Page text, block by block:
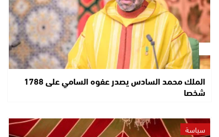
الملك محمد السادس يصدر عفوه السامي على 1788
شخصا
سياسة